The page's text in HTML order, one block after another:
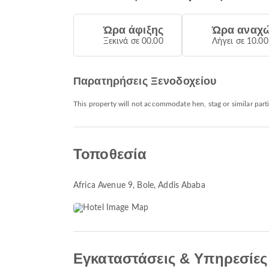
Ώρα άφιξης
Ξεκινά σε 00.00
Ώρα
Λήγει σε 10.00
Παρατηρήσεις Ξενοδοχείου
This property will not accommodate hen, stag or similar
Τοποθεσία
Africa Avenue 9, Bole, Addis Ababa
Εγκαταστάσεις & Υπηρεσίες